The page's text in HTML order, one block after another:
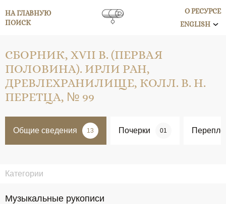
НА ГЛАВНУЮ
ПОИСК
О РЕСУРСЕ
ENGLISH
СБОРНИК, XVII В. (ПЕРВАЯ
ПОЛОВИНА). ИРЛИ РАН,
ДРЕВЛЕХРАНИЛИЩЕ, КОЛЛ. В. Н.
ПЕРЕТЦА, № 99
Общие сведения 13 Почерки 01
Категории
Музыкальные рукописи